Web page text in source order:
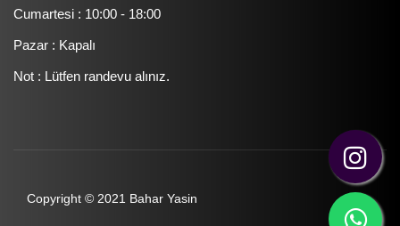
Cumartesi : 10:00 - 18:00
Pazar : Kapalı
Not : Lütfen randevu alınız.
Copyright © 2021 Bahar Yasin